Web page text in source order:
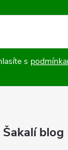
s
Šakalí blog